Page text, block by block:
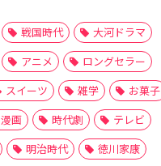
戦国時代
大河ドラマ
アニメ
ロングセラー
スイーツ 雑学
お菓子
漫画 時代劇
テレビ
明治時代
徳川家康